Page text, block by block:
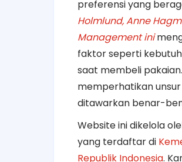
preferensi yang
Holmlund, Anne
Management ini
faktor seperti
saat membeli
memperhatikan
ditawarkan benar-
Website ini dikelola
yang terdaftar di
Republik Indonesia.